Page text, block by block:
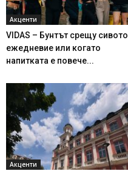
Акценти
VIDAS – Бунтът срещу сивото
ежедневие или когато
напитката е повече...
Акценти